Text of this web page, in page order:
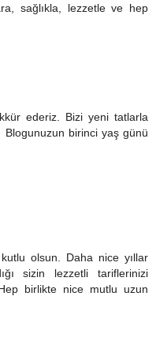
sağlıkla, lezzetle ve hep
ederiz. Bizi yeni tatlarla
Blogunuzun birinci yaş günü
olsun. Daha nice yıllar
sizin lezzetli tariflerinizi
birlikte nice mutlu uzun